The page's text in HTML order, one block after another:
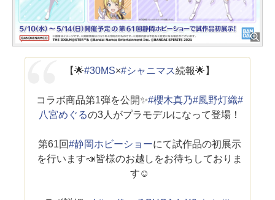
【🌟#30MS×#シャニマス続報🌟】
コラボ商品第1弾を公開✨#櫻木真乃#風野灯織#
八宮めぐるの3人がプラモデルになって登場！
第61回#静岡ホビーショーにて試作品の初展示
を行います📣皆様のお越しをお待ちしておりま
す☺